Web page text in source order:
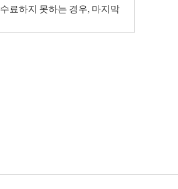
수료하지 못하는 경우, 마지막